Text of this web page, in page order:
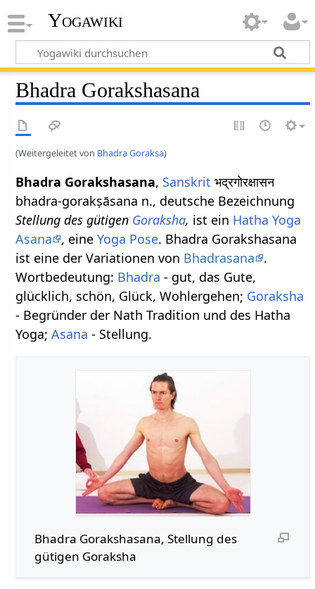
Yogawiki
Bhadra Gorakshasana
(Weitergeleitet von Bhadra Goraksa)
Bhadra Gorakshasana, Sanskrit भद्रगोरक्षासन
bhadra-gorakṣāsana n., deutsche Bezeichnung
Stellung des gütigen Goraksha, ist ein Hatha Yoga
Asana
, eineYoga Pose. Bhadra Gorakshasana
ist eine der Variationen von Bhadrasana
.
Wortbedeutung: Bhadra - gut, das Gute,
glücklich, schön, Glück, Wohlergehen; Goraksha
- Begründer der Nath Tradition und des Hatha
Yoga;Asana - Stellung.
Bhadra Gorakshasana, Stellung des
gütigen Goraksha